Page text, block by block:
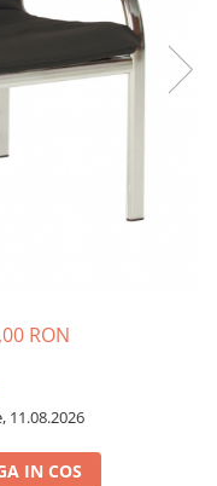
RON
11.08.2026
IN COS